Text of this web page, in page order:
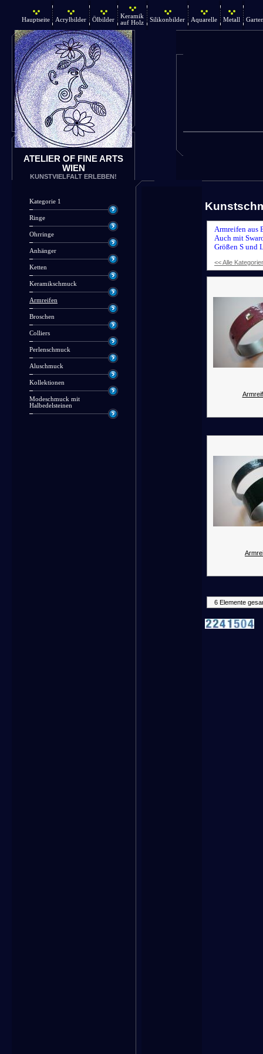
Hauptseite Acrylbilder Ölbilder
Keramik
auf Holz
Silikonbilder Aquarelle Metall
ATELIER OF FINE ARTS
WIEN
KUNSTVIELFALT ERLEBEN!
Kategorie 1
Ringe
Ohrringe
Anhänger
Ketten
Keramikschmuck
Armreifen
Broschen
Colliers
Perlenschmuck
Aluschmuck
Kollektionen
Modeschmuck mit
Halbedelsteinen
Armreifen aus
Auch mit
Größen S und
<< Alle
6 Elemente